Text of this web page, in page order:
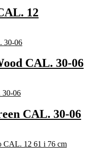
12
CAL. 30-06
CAL. 30-06